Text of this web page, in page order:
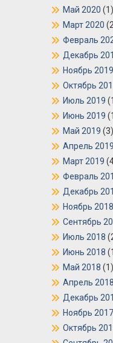
Май 2020 (1)
Март 2020
Февраль
Декабрь
Ноябрь 2019
Октябрь
Июль 2019
Июнь 2019
Май 2019 (3)
Апрель 2019
Март 2019
Февраль
Декабрь
Ноябрь 2018
Сентябрь
Июль 2018
Июнь 2018
Май 2018 (1)
Апрель 2018
Декабрь
Ноябрь 2017
Октябрь